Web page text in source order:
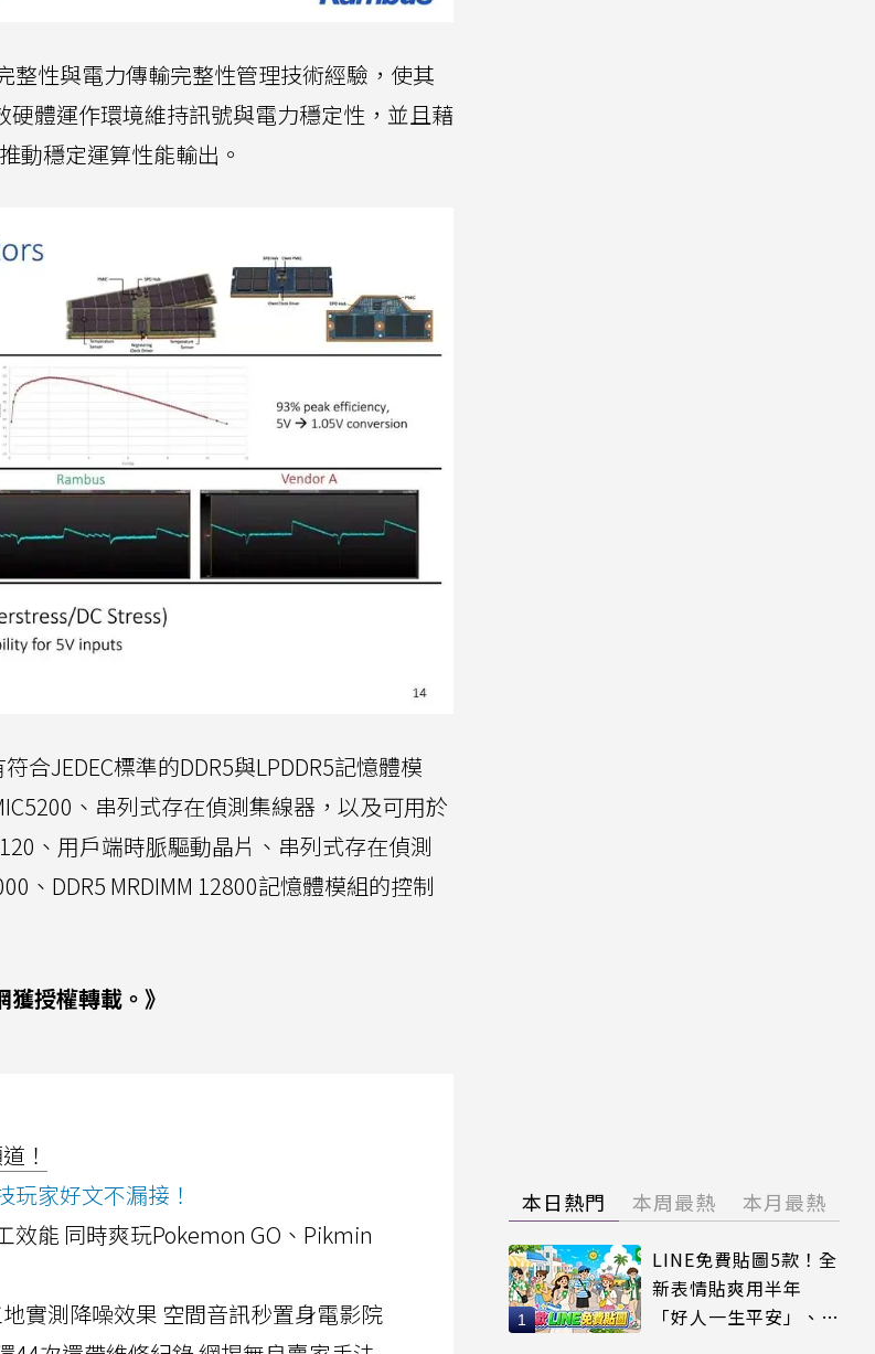
整性與電力傳輸完整性管理技術經驗，使其
硬體運作環境維持訊號與電力穩定性，並且藉
動穩定運算性能輸出。
合JEDEC標準的DDR5與LPDDR5記憶體模
、串列式存在偵測集線器，以及可用於
、用戶端時脈驅動晶片、串列式存在偵測
、DDR5 MRDIMM 12800記憶體模組的控制
獲授權轉載。》
！
玩家好文不漏接！
效能 同時爽玩Pokemon GO、Pikmin
地實測降噪效果 空間音訊秒置身電影院
本日熱門 本周最熱 本月最熱
LINE免費貼圖5款！全
新表情貼爽用半年
「好人一生平安」、